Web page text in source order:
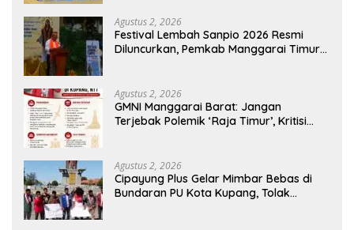
Agustus 2, 2026
Festival Lembah Sanpio 2026 Resmi
Diluncurkan, Pemkab Manggarai Timur
Agustus 2, 2026
GMNI Manggarai Barat: Jangan
Terjebak Polemik ‘Raja Timur’, Kritisi
Agustus 2, 2026
Cipayung Plus Gelar Mimbar Bebas di
Bundaran PU Kota Kupang, Tolak